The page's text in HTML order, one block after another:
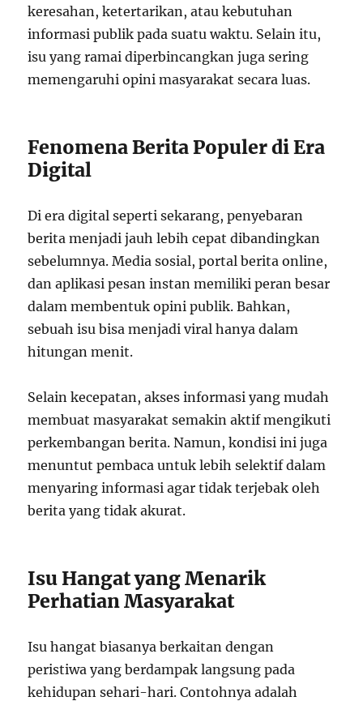
keresahan, ketertarikan, atau kebutuhan
informasi publik pada suatu waktu. Selain itu,
isu yang ramai diperbincangkan juga sering
memengaruhi opini masyarakat secara luas.
Fenomena Berita Populer di Era
Digital
Di era digital seperti sekarang, penyebaran
berita menjadi jauh lebih cepat dibandingkan
sebelumnya. Media sosial, portal berita online,
dan aplikasi pesan instan memiliki peran besar
dalam membentuk opini publik. Bahkan,
sebuah isu bisa menjadi viral hanya dalam
hitungan menit.
Selain kecepatan, akses informasi yang mudah
membuat masyarakat semakin aktif mengikuti
perkembangan berita. Namun, kondisi ini juga
menuntut pembaca untuk lebih selektif dalam
menyaring informasi agar tidak terjebak oleh
berita yang tidak akurat.
Isu Hangat yang Menarik
Perhatian Masyarakat
Isu hangat biasanya berkaitan dengan
peristiwa yang berdampak langsung pada
kehidupan sehari-hari. Contohnya adalah